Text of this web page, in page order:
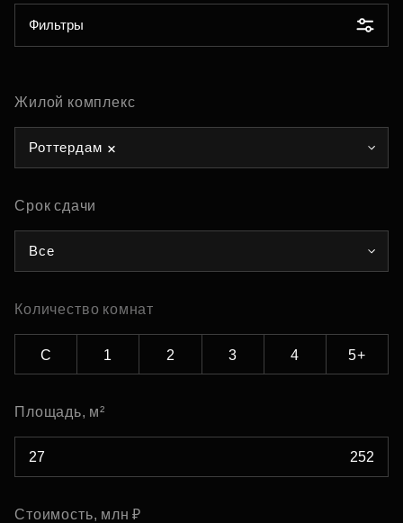
Фильтры
Жилой комплекс
Роттердам
Срок сдачи
Все
Количество комнат
С 1 2 3 4 5+
Площадь, м²
Стоимость, млн ₽